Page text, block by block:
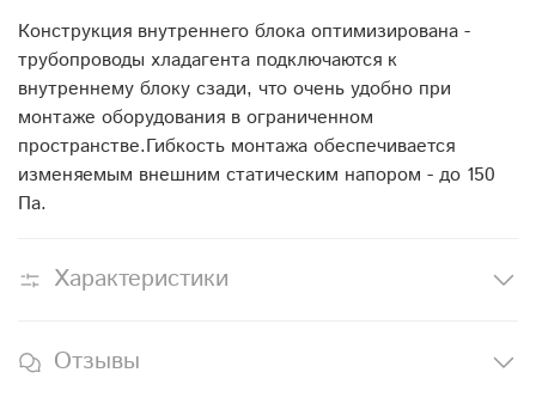
Конструкция внутреннего блока оптимизирована -
трубопроводы хладагента подключаются к
внутреннему блоку сзади, что очень удобно при
монтаже оборудования в ограниченном
пространстве.Гибкость монтажа обеспечивается
изменяемым внешним статическим напором - до 150
Па.
Характеристики
Отзывы